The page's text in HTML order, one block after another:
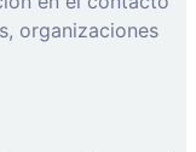
organizaciones